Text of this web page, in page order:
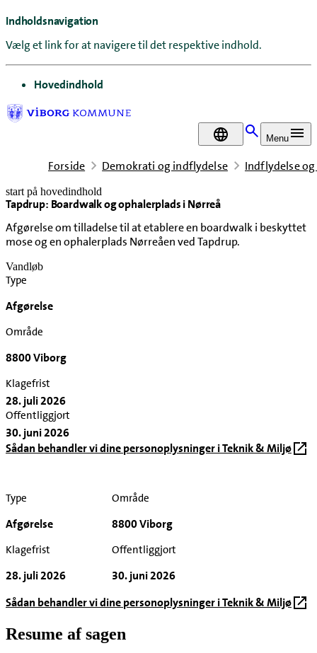
Indholdsnavigation
Vælg et link for at navigere til det respektive indhold.
gå til
Hovedindhold
DA Menu
Forside Demokrati og indflydelse Indflydelse
start på hovedindhold
Tapdrup: Boardwalk og ophalerplads i Nørreå
Afgørelse om tilladelse til at etablere en boardwalk i beskyttet
mose og en ophalerplads Nørreåen ved Tapdrup.
senest opdateret 30. juni 2026
Vandløb
Type
Afgørelse
Område
8800 Viborg
Klagefrist
28. juli 2026
Offentliggjort
30. juni 2026
Sådan behandler vi dine personoplysninger i Teknik & Miljø
Type
Afgørelse
Område
8800 Viborg
Klagefrist
28. juli 2026
Offentliggjort
30. juni 2026
Sådan behandler vi dine personoplysninger i Teknik & Miljø
Resume af sagen